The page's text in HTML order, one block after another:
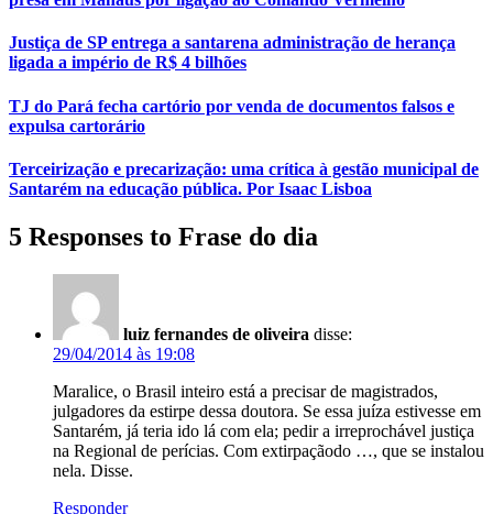
Justiça de SP entrega a santarena administração de herança
ligada a império de R$ 4 bilhões
TJ do Pará fecha cartório por venda de documentos falsos e
expulsa cartorário
Terceirização e precarização: uma crítica à gestão municipal de
Santarém na educação pública. Por Isaac Lisboa
5 Responses to Frase do dia
luiz fernandes de oliveira disse:
29/04/2014 às 19:08
Maralice, o Brasil inteiro está a precisar de magistrados,
julgadores da estirpe dessa doutora. Se essa juíza estivesse em
Santarém, já teria ido lá com ela; pedir a irreprochável justiça
na Regional de perícias. Com extirpaçãodo …, que se instalou
nela. Disse.
Responder